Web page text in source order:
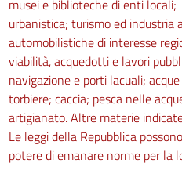
musei e biblioteche di enti locali;
urbanistica; turismo ed industria
automobilistiche di interesse
viabilità, acquedotti e lavori
navigazione e porti lacuali;
torbiere; caccia; pesca nelle
artigianato. Altre materie
Le leggi della Repubblica
potere di emanare norme per la